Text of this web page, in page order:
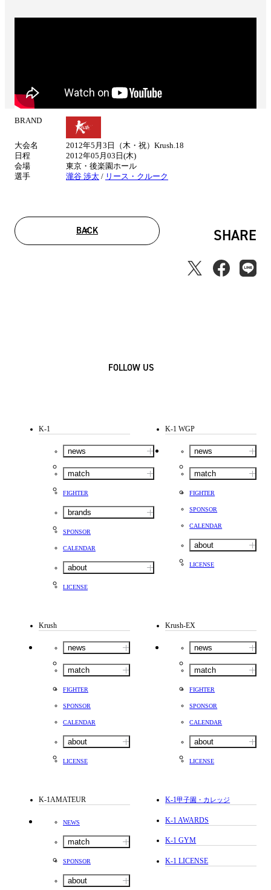
BRAND
大会名
2012年5月3日（木・祝）Krush.18
日程
2012年05月03日(木)
会場
東京・後楽園ホール
選手
瀧谷 渉太 / リース・クルーク
BACK SHARE
FOLLOW US
K-1
news
match
FIGHTER
brands
SPONSOR
CALENDAR
about
LICENSE
K-1 WGP
news
match
FIGHTER
SPONSOR
CALENDAR
about
LICENSE
Krush
news
match
FIGHTER
SPONSOR
CALENDAR
about
LICENSE
Krush-EX
news
match
FIGHTER
SPONSOR
CALENDAR
about
LICENSE
K-1AMATEUR
NEWS
match
SPONSOR
about
K-1甲子園・カレッジ
K-1 AWARDS
K-1 GYM
K-1 LICENSE